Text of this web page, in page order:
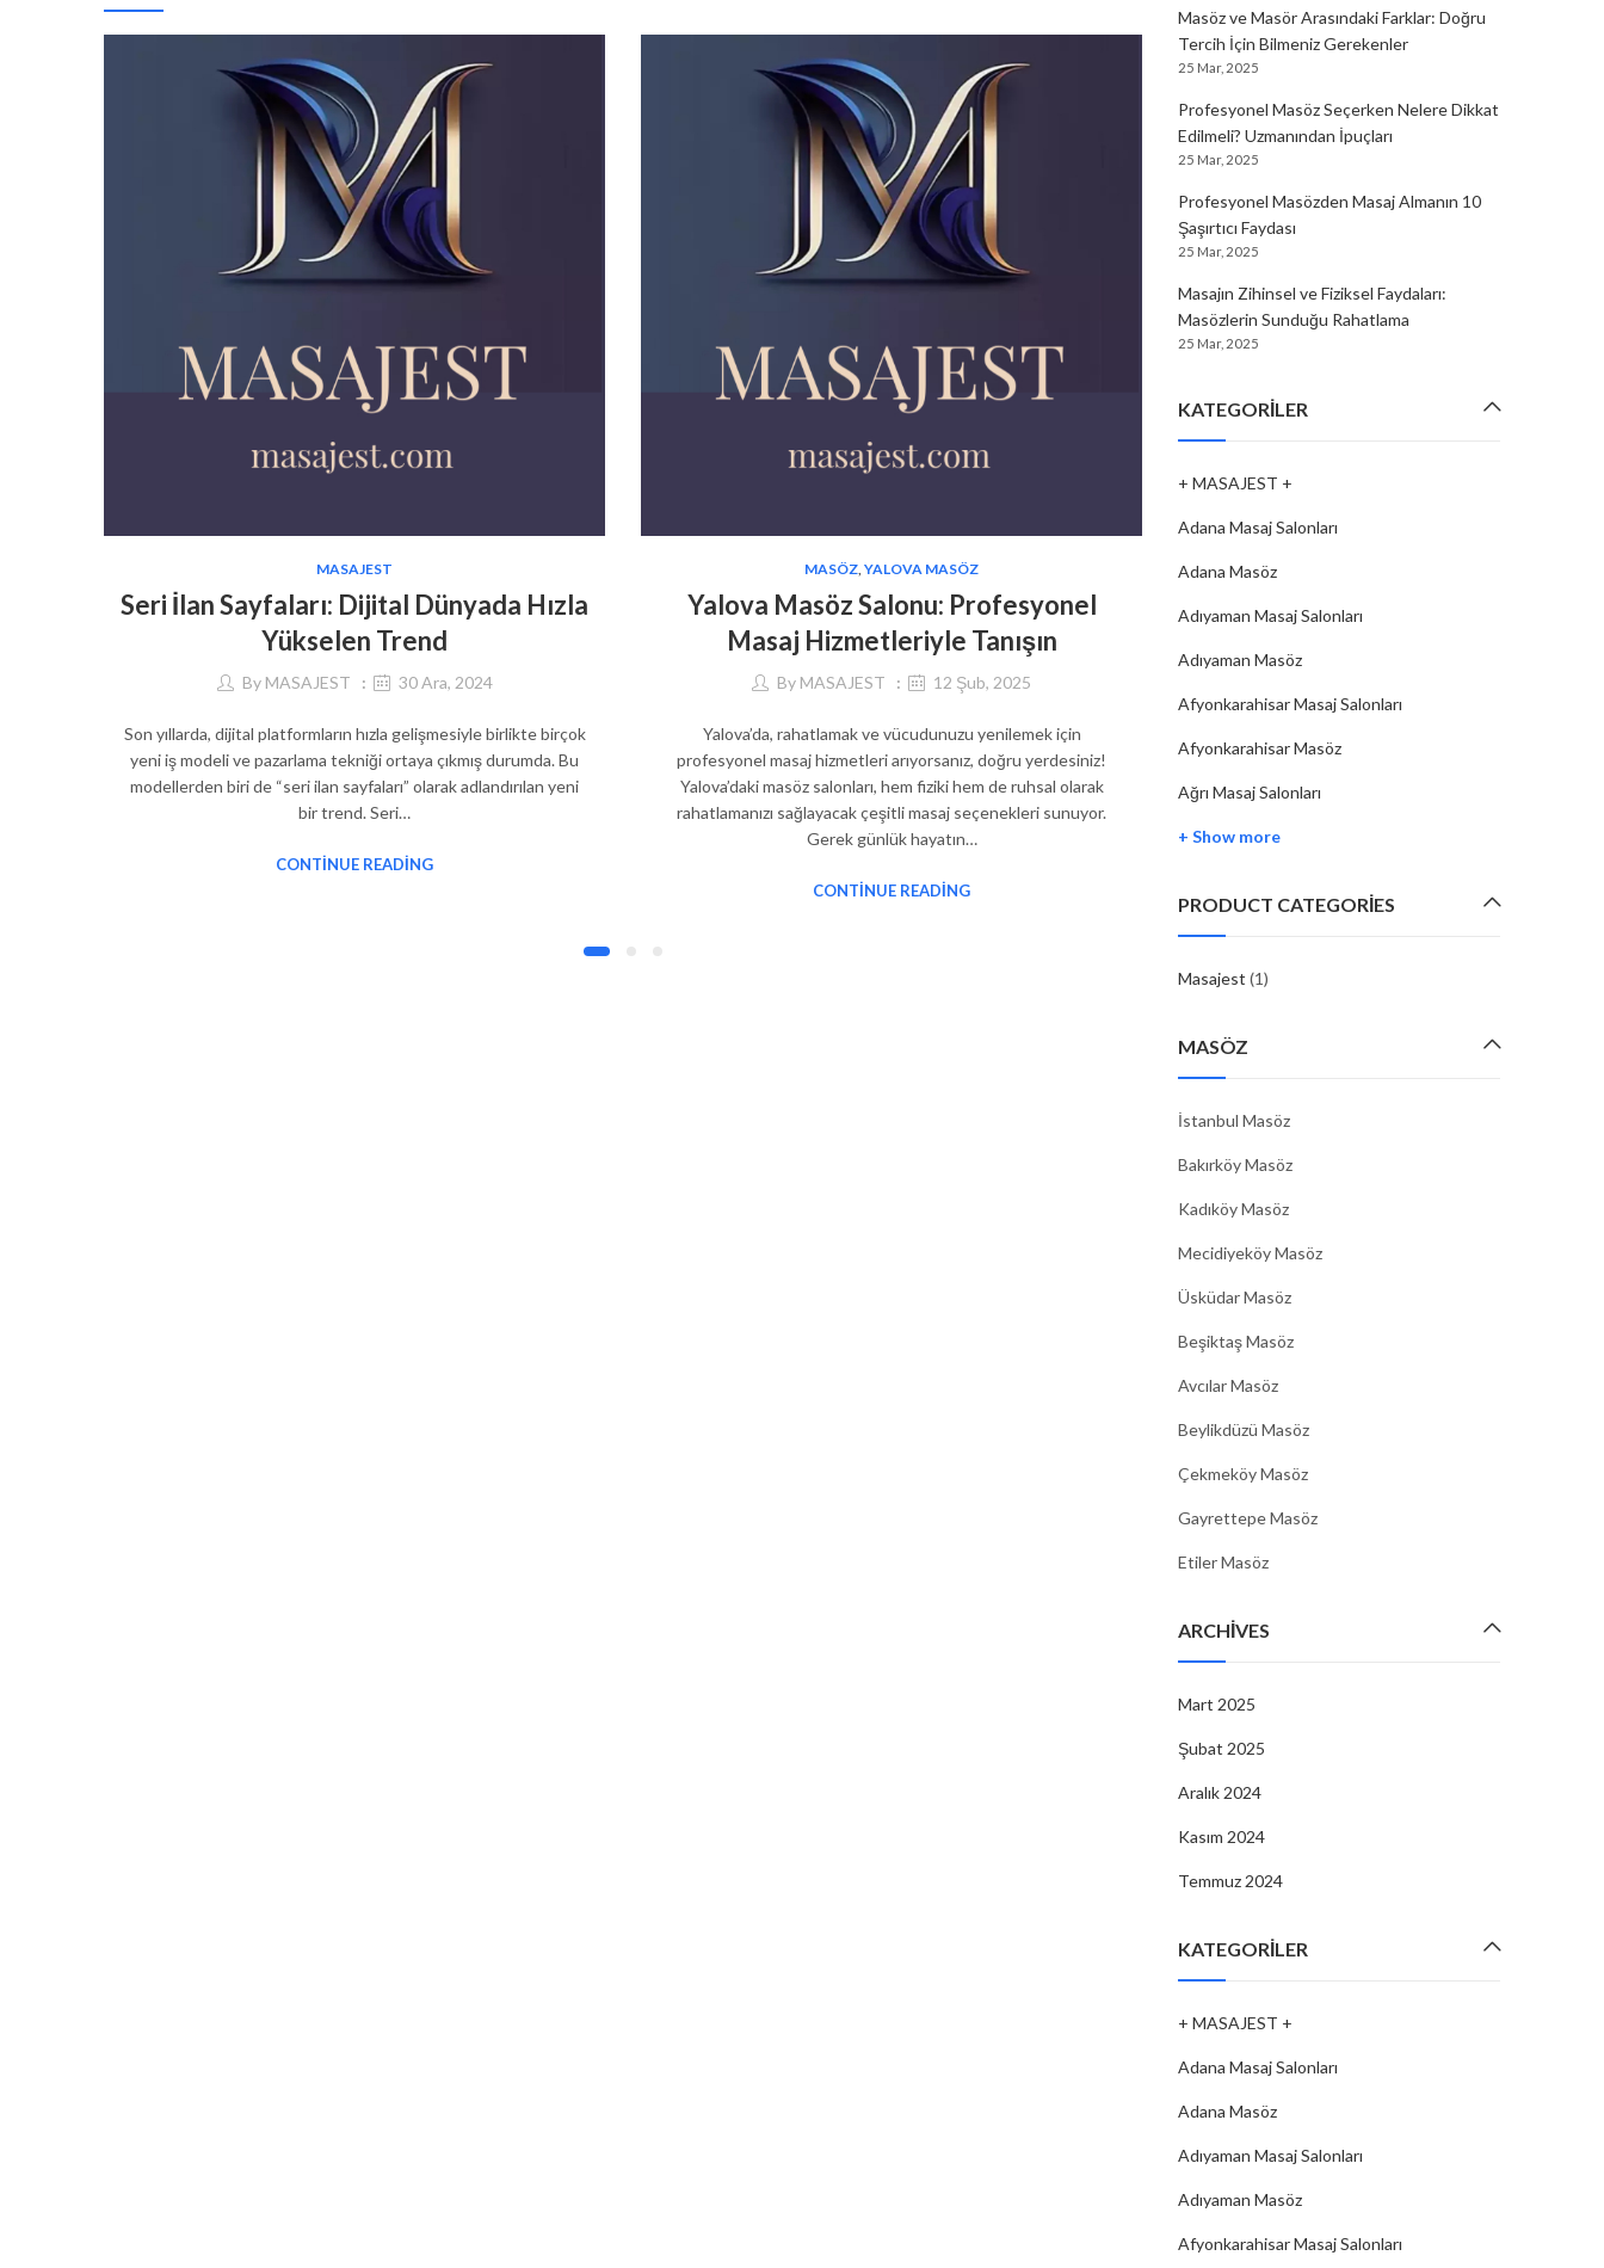
MASAJEST
Seri İlan Sayfaları: Dijital Dünyada Hızla
Yükselen Trend
By MASAJEST 30 Ara, 2024
Son yıllarda, dijital platformların hızla gelişmesiyle birlikte birçok
yeni iş modeli ve pazarlama tekniği ortaya çıkmış durumda. Bu
modellerden biri de “seri ilan sayfaları” olarak adlandırılan yeni
bir trend. Seri…
CONTINUE READING
MASÖZ,YALOVA MASÖZ
Yalova Masöz Salonu: Profesyonel
Masaj Hizmetleriyle Tanışın
By MASAJEST 12 Şub, 2025
Yalova’da, rahatlamak ve vücudunuzu yenilemek için
profesyonel masaj hizmetleri arıyorsanız, doğru yerdesiniz!
Yalova’daki masöz salonları, hem fiziki hem de ruhsal olarak
rahatlamanızı sağlayacak çeşitli masaj seçenekleri sunuyor.
Gerek günlük hayatın…
CONTINUE READING
Gümüşhane’de Masaj
By
Teknikleri Gümüşhane, tarihsel zenginlikleri ve
biridir. Aynı zamanda, sağlık ve huzur arayışıyla
Masöz ve Masör Arasındaki Farklar: Doğru
Tercih İçin Bilmeniz Gerekenler
25 Mar, 2025
Profesyonel Masöz Seçerken Nelere Dikkat
Edilmeli? Uzmanından İpuçları
25 Mar, 2025
Profesyonel Masözden Masaj Almanın 10
Şaşırtıcı Faydası
25 Mar, 2025
Masajın Zihinsel ve Fiziksel Faydaları:
Masözlerin Sunduğu Rahatlama
25 Mar, 2025
KATEGORILER
+ MASAJEST +
Adana Masaj Salonları
Adana Masöz
Adıyaman Masaj Salonları
Adıyaman Masöz
Afyonkarahisar Masaj Salonları
Afyonkarahisar Masöz
Ağrı Masaj Salonları
+ Show more
PRODUCT CATEGORIES
Masajest (1)
MASÖZ
İstanbul Masöz
Bakırköy Masöz
Kadıköy Masöz
Mecidiyeköy Masöz
Üsküdar Masöz
Beşiktaş Masöz
Avcılar Masöz
Beylikdüzü Masöz
Çekmeköy Masöz
Gayrettepe Masöz
Etiler Masöz
ARCHIVES
Mart 2025
Şubat 2025
Aralık 2024
Kasım 2024
Temmuz 2024
KATEGORILER
+ MASAJEST +
Adana Masaj Salonları
Adana Masöz
Adıyaman Masaj Salonları
Adıyaman Masöz
Afyonkarahisar Masaj Salonları